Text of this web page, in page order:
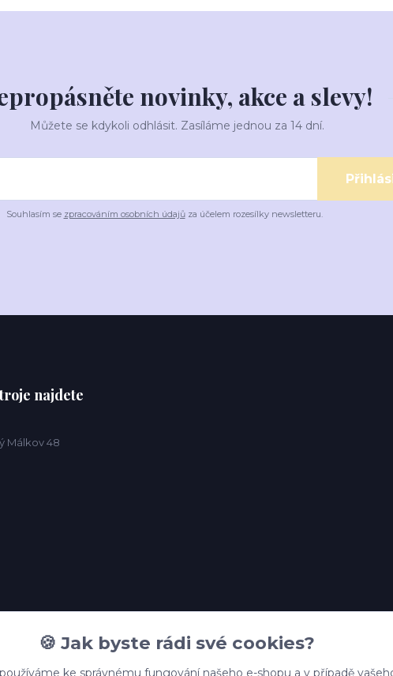
novinky, akce a slevy!
Můžete se kdykoli odhlásit. Zasíláme jednou za 14 dní.
Souhlasím se zpracováním osobních údajůza účelem rozesílky newsletteru.
najdete
Málkov 48
🍪 Jak byste rádi své cookies?
ke správnému fungování našeho e-shopu a v případě